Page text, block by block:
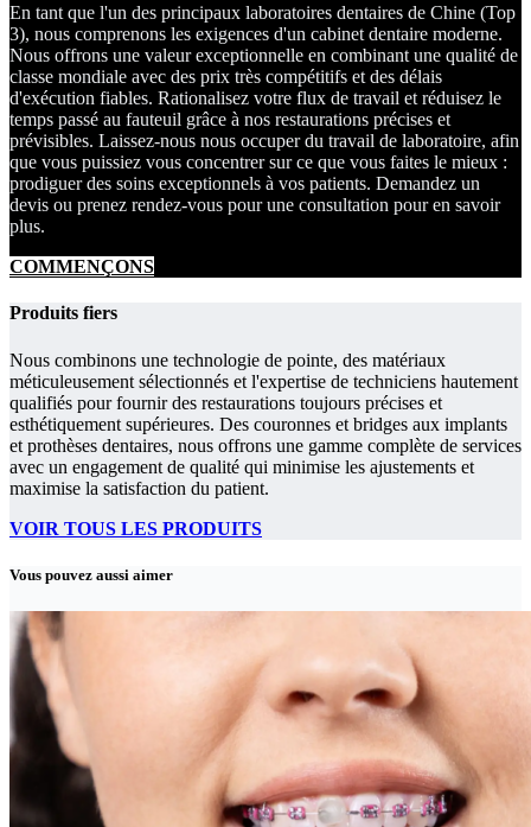
En tant que l'un des principaux laboratoires dentaires de Chine (Top
3), nous comprenons les exigences d'un cabinet dentaire moderne.
Nous offrons une valeur exceptionnelle en combinant une qualité de
classe mondiale avec des prix très compétitifs et des délais
d'exécution fiables. Rationalisez votre flux de travail et réduisez le
temps passé au fauteuil grâce à nos restaurations précises et
prévisibles. Laissez-nous nous occuper du travail de laboratoire, afin
que vous puissiez vous concentrer sur ce que vous faites le mieux :
prodiguer des soins exceptionnels à vos patients. Demandez un
devis ou prenez rendez-vous pour une consultation pour en savoir
plus.
COMMENÇONS
Produits fiers
Nous combinons une technologie de pointe, des matériaux
méticuleusement sélectionnés et l'expertise de techniciens hautement
qualifiés pour fournir des restaurations toujours précises et
esthétiquement supérieures. Des couronnes et bridges aux implants
et prothèses dentaires, nous offrons une gamme complète de services
avec un engagement de qualité qui minimise les ajustements et
maximise la satisfaction du patient.
VOIR TOUS LES PRODUITS
Vous pouvez aussi aimer